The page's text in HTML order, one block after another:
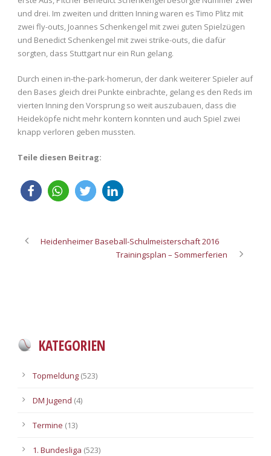
und drei. Im zweiten und dritten Inning waren es Timo Plitz mit
zwei fly-outs, Joannes Schenkengel mit zwei guten Spielzügen
und Benedict Schenkengel mit zwei strike-outs, die dafür
sorgten, dass Stuttgart nur ein Run gelang.
Durch einen in-the-park-homerun, der dank weiterer Spieler auf
den Bases gleich drei Punkte einbrachte, gelang es den Reds im
vierten Inning den Vorsprung so weit auszubauen, dass die
Heideköpfe nicht mehr kontern konnten und auch Spiel zwei
knapp verloren geben mussten.
Teile diesen Beitrag:
Heidenheimer Baseball-Schulmeisterschaft 2016
Trainingsplan – Sommerferien
KATEGORIEN
Topmeldung (523)
DM Jugend (4)
Termine (13)
1. Bundesliga (523)